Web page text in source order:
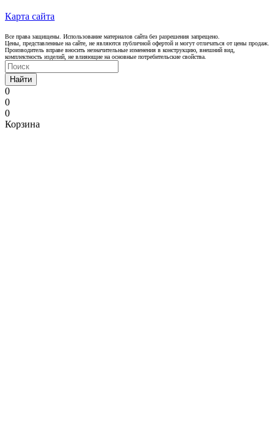
Карта сайта
Все права защищены. Использование материалов сайта без разрешения запрещено.
Цены, представленные на сайте, не являются публичной офертой и могут отличаться от цены продаж.
Производитель вправе вносить незначительные изменения в конструкцию, внешний вид,
комплектность изделий, не влияющие на основные потребительские свойства.
Найти
0
0
0
Корзина